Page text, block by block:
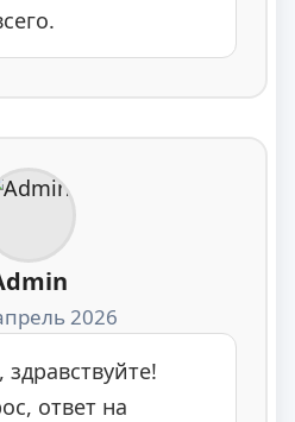
2026
здравствуйте!
ответ на